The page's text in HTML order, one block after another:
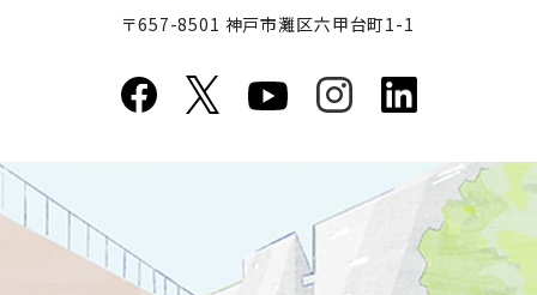
〒657-8501 神戸市灘区六甲台町1-1